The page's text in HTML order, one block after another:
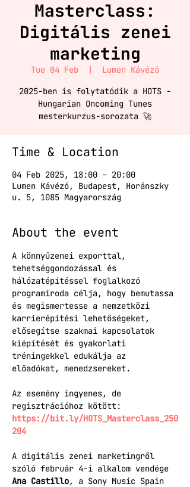
Masterclass:
Digitális zenei
marketing
Tue 04 Feb
  |
Lumen Kávézó
2025-ben is folytatódik a HOTS -
Hungarian Oncoming Tunes
mesterkurzus-sorozata 🚀
Time & Location
04 Feb 2025, 18:00 – 20:00
Lumen Kávézó, Budapest, Horánszky
u. 5, 1085 Magyarország
About the event
A könnyűzenei exporttal,
tehetséggondozással és
hálózatépítéssel foglalkozó
programiroda célja, hogy bemutassa
és megismertesse a nemzetközi
karrierépítési lehetőségeket,
elősegítse szakmai kapcsolatok
kiépítését és gyakorlati
tréningekkel edukálja az
előadókat, menedzsereket.
Az esemény ingyenes, de
regisztrációhoz kötött:
https://bit.ly/HOTS_Masterclass_250
204
A digitális zenei marketingről
szóló február 4-i alkalom vendége
Ana Castillo, a Sony Music Spain